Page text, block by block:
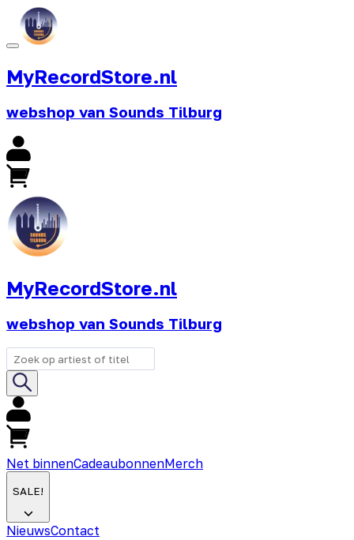
MyRecordStore.nl
webshop van Sounds Tilburg
MyRecordStore.nl
webshop van Sounds Tilburg
Net binnenCadeaubonnenMerch
SALE!
NieuwsContact